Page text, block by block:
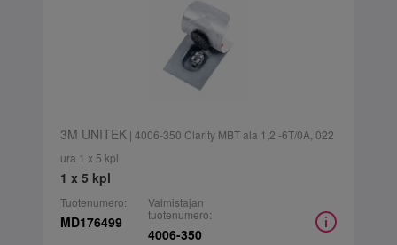
3M UNITEK| 4006-350 Clarity MBT ala 1,2 -6T/0A, 022
ura 1 x 5 kpl
1 x 5 kpl
Tuotenumero:
MD176499
Valmistajan
tuotenumero:
4006-350